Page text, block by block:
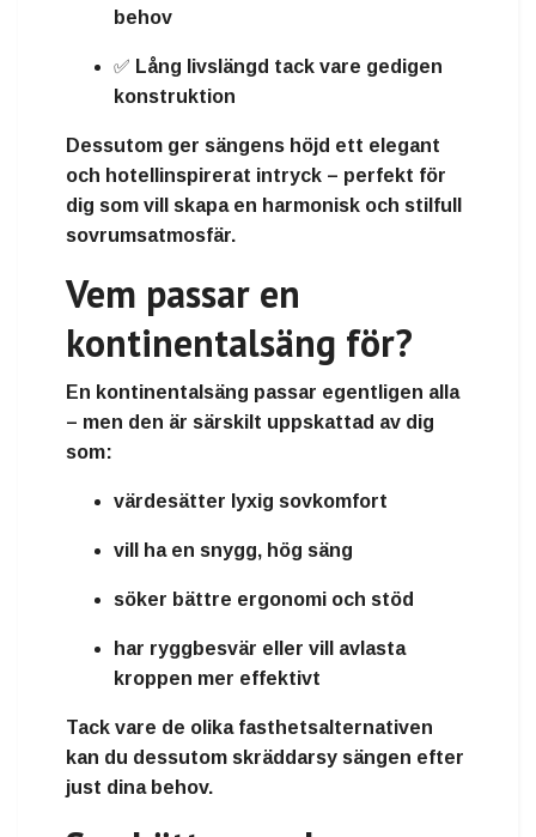
behov
✅ Lång livslängd tack vare gedigen
konstruktion
Dessutom ger sängens höjd ett elegant
och hotellinspirerat intryck – perfekt för
dig som vill skapa en harmonisk och stilfull
sovrumsatmosfär.
Vem passar en
kontinentalsäng för?
En kontinentalsäng passar egentligen alla
– men den är särskilt uppskattad av dig
som:
värdesätter lyxig sovkomfort
vill ha en snygg, hög säng
söker bättre ergonomi och stöd
har ryggbesvär eller vill avlasta
kroppen mer effektivt
Tack vare de olika fasthetsalternativen
kan du dessutom skräddarsy sängen efter
just dina behov.